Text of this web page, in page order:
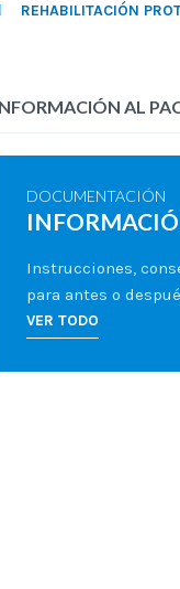
REHABILITACIÓN
AL
DOCUMENTACIÓN
Instrucciones,
para antes o
VER TODO